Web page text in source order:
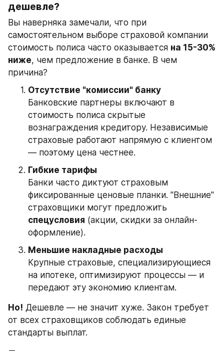
дешевле?
Вы наверняка замечали, что при
самостоятельном выборе страховой компании
стоимость полиса часто оказывается на 15-30%
ниже, чем предложение в банке. В чем
причина?
Отсутствие "комиссии" банку
Банковские партнеры включают в
стоимость полиса скрытые
вознаграждения кредитору. Независимые
страховые работают напрямую с клиентом
— поэтому цена честнее.
Гибкие тарифы
Банки часто диктуют страховым
фиксированные ценовые планки. "Внешние"
спецусловия (акции, скидки за онлайн-
оформление).
Меньшие накладные расходы
Крупные страховые, специализирующиеся
на ипотеке, оптимизируют процессы — и
передают эту экономию клиентам.
Но! Дешевле — не значит хуже. Закон требует
от всех страховщиков соблюдать единые
стандарты выплат.